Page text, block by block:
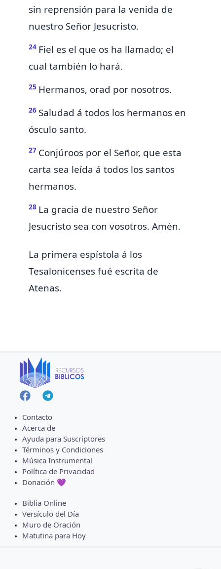
sin reprensión para la venida de
nuestro Señor Jesucristo.
24 Fiel es el que os ha llamado; el
cual también lo hará.
25 Hermanos, orad por nosotros.
26 Saludad á todos los hermanos en
ósculo santo.
27 Conjúroos por el Señor, que esta
carta sea leída á todos los santos
hermanos.
28 La gracia de nuestro Señor
Jesucristo sea con vosotros. Amén.
La primera espístola á los
Tesalonicenses fué escrita de
Atenas.
Contacto
Acerca de
Ayuda para Suscriptores
Términos y Condiciones
Música Instrumental
Política de Privacidad
Donación 💜
Biblia Online
Versículo del Día
Muro de Oración
Matutina para Hoy